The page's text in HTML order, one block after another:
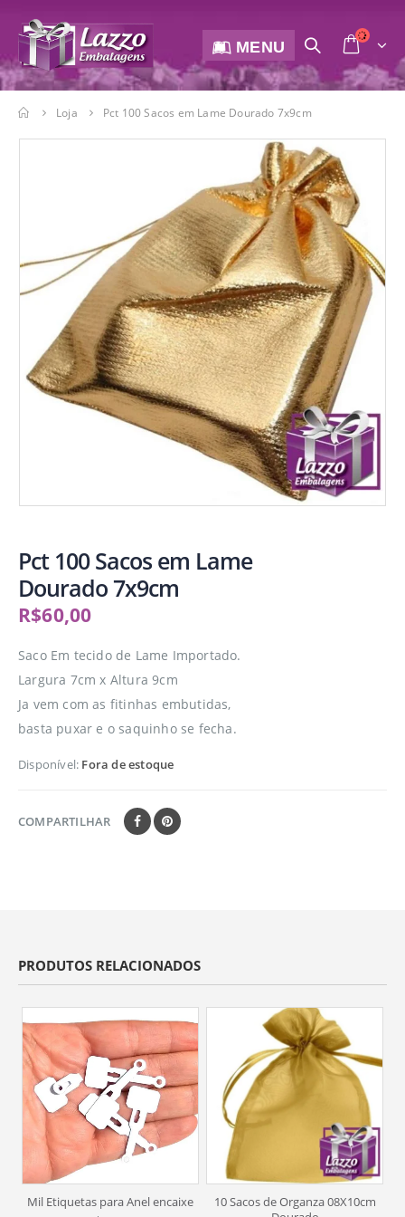
MENU
Loja Pct 100 Sacos em Lame Dourado 7x9cm
Pct 100 Sacos em Lame
Dourado 7x9cm
R$60,00
Saco Em tecido de Lame Importado.
Largura 7cm x Altura 9cm
Ja vem com as fitinhas embutidas,
basta puxar e o saquinho se fecha.
Disponível: Fora de estoque
COMPARTILHAR
PRODUTOS RELACIONADOS
Mil Etiquetas para Anel encaixe
10 Sacos de Organza 08X10cm